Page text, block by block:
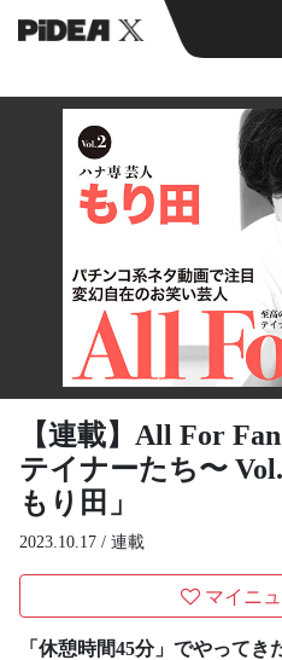
【連載】All For
テイナーたち〜
もり田」
2023.10.17 / 連載
マイニ
「休憩時間45分」でやってき